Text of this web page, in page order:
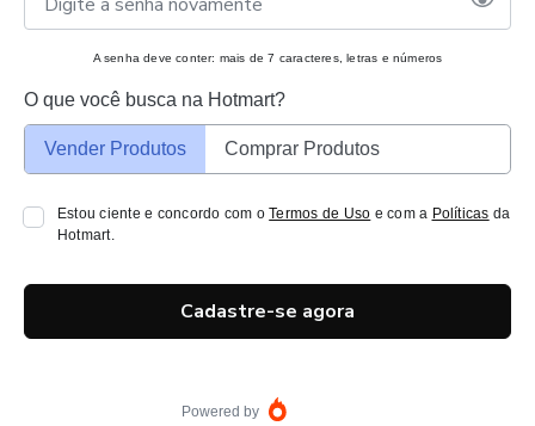
A senha deve conter: mais de 7 caracteres, letras e números
O que você busca na Hotmart?
Vender Produtos Comprar Produtos
Estou ciente e concordo com oTermos de Uso e com a Políticas da
Hotmart.
Cadastre-se agora
Powered by